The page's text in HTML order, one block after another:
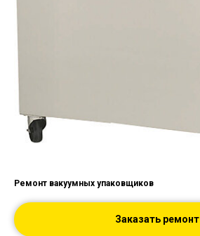
Ремонт вакуумных упаковщиков
Заказать ремонт